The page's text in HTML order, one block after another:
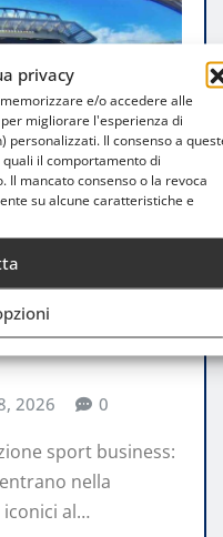
privacy
e/o accedere alle
migliorare l'esperienza di
personalizzati. Il consenso a
il comportamento di
Il mancato consenso o la revoca
su alcune caratteristiche e
come
2026 0
sport business:
nella
al…